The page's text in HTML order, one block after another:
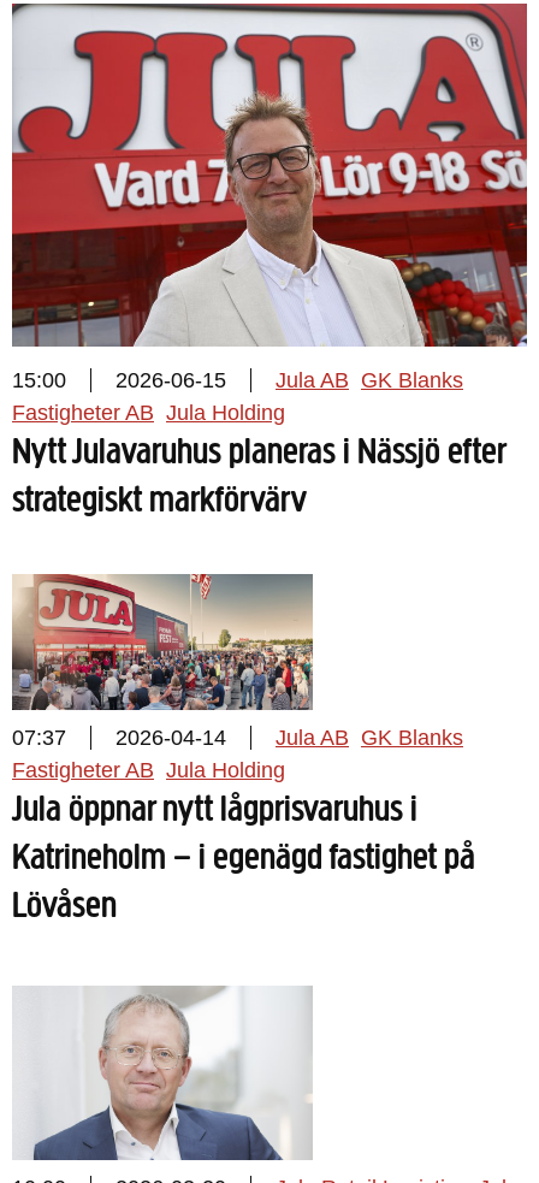
15:00 2026-06-15 Jula AB GK Blanks
Fastigheter AB Jula Holding
Nytt Julavaruhus planeras i Nässjö efter
strategiskt markförvärv
07:37 2026-04-14 Jula AB GK Blanks
Fastigheter AB Jula Holding
Jula öppnar nytt lågprisvaruhus i
Katrineholm – i egenägd fastighet på
Lövåsen